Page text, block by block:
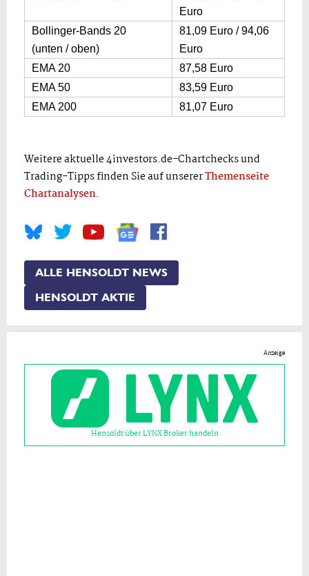
Euro
Bollinger-Bands 20
(unten / oben)
81,09 Euro / 94,06
Euro
EMA 20
87,58 Euro
EMA 50
83,59 Euro
EMA 200
81,07 Euro
Weitere aktuelle 4investors.de-Chartchecks und
Trading-Tipps finden Sie auf unsererThemenseite
Chartanalysen.
ALLE HENSOLDT NEWS
HENSOLDT AKTIE
Anzeige
Hensoldt über LYNX Broker handeln